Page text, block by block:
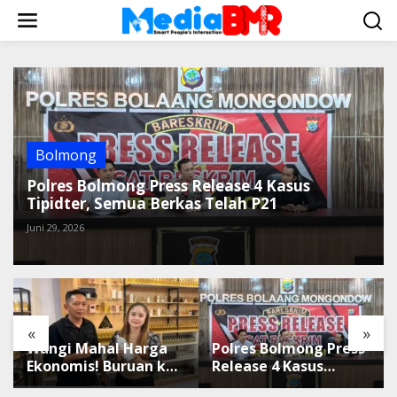
w
Bolmong
Polres Bolmong Press Release 4 Kasus
Tipidter, Semua Berkas Telah P21
Juni 29, 2026
« »
Wangi Mahal Harga
Ekonomis! Buruan ke
Winda Mandiri
Polres Bolmong Press
Release 4 Kasus
Tipidter, Semua